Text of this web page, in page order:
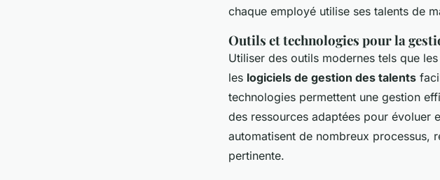
chaque employé utilise ses talents de
Outils et technologies pour la
Utiliser des outils modernes tels que les
les logiciels de gestion des talents
technologies permettent une gestion
des ressources adaptées pour évoluer
automatisent de nombreux processus,
pertinente.